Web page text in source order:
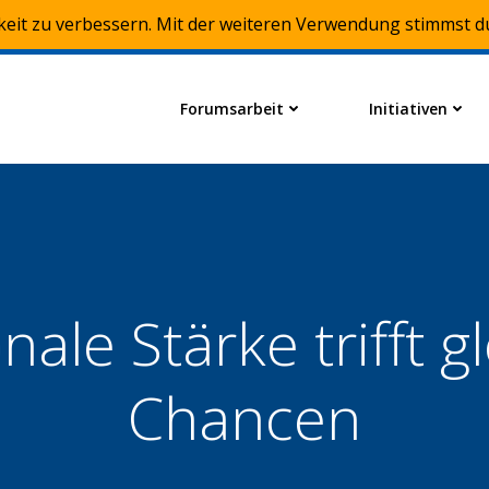
Forumsarbeit Initiativen
Stärke trifft
Chancen
zu verbessern. Mit der weiteren Verwendung stimmst